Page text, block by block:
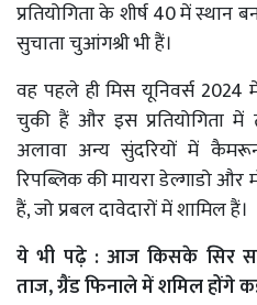
प्रतियोगिता के शीर्ष 40 में स्थान
सुचाता चुआंगश्री भी हैं।
वह पहले ही मिस यूनिवर्स 2024
चुकी हैं और इस प्रतियोगिता में
अलावा अन्य सुंदरियों में
रिपब्लिक की मायरा डेल्गाडो और
हैं, जो प्रबल दावेदारों में शामिल हैं।
ये भी पढ़े :आज किसके सिर
ताज, ग्रैंड फिनाले में शमिल होंगे